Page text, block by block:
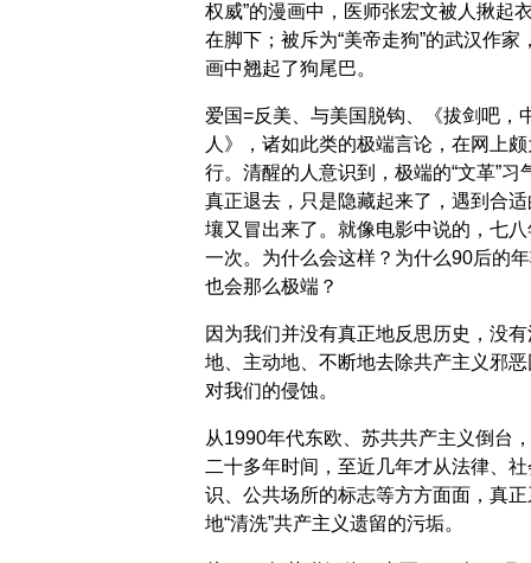
权威”的漫画中，医师张宏文被人揪起
在脚下；被斥为“美帝走狗”的武汉作家
画中翘起了狗尾巴。
爱国=反美、与美国脱钩、《拔剑吧，
人》，诸如此类的极端言论，在网上
行。清醒的人意识到，极端的“文革”习
真正退去，只是隐藏起来了，遇到合适
壤又冒出来了。就像电影中说的，七八
一次。为什么会这样？为什么90后的
也会那么极端？
因为我们并没有真正地反思历史，没
地、主动地、不断地去除共产主义邪恶
对我们的侵蚀。
从1990年代东欧、苏共共产主义倒台
二十多年时间，至近几年才从法律、
识、公共场所的标志等方方面面，真正
地“清洗”共产主义遗留的污垢。